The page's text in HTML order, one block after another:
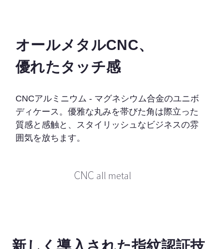
オールメタルCNC、
優れたタッチ感
CNCアルミニウム - マグネシウム合金のユニボ
ディケース。優雅な丸みを帯びた角は際立った
質感と感触と、スタイリッシュなビジネスの雰
囲気を放ちます。
CNC all metal
新しく導入された指紋認証技